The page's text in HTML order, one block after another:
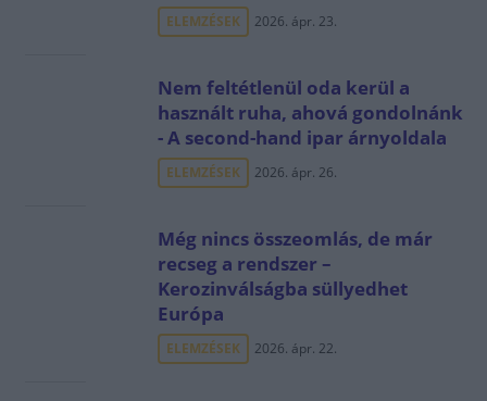
ELEMZÉSEK 2026. ápr. 23.
Nem feltétlenül oda kerül a
használt ruha, ahová gondolnánk
- A second-hand ipar árnyoldala
ELEMZÉSEK 2026. ápr. 26.
Még nincs összeomlás, de már
recseg a rendszer –
Kerozinválságba süllyedhet
Európa
ELEMZÉSEK 2026. ápr. 22.